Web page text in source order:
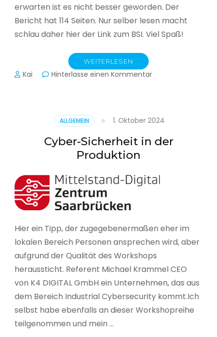
erwarten ist es nicht besser geworden. Der
Bericht hat 114 Seiten. Nur selber lesen macht
schlau daher hier der Link zum BSI. Viel Spaß!
WEITERLESEN
Kai Hinterlasse einen Kommentarzu
seinen
Lagebericht
zur
in
Deutschland
ALLGEMEIN 1. Oktober 2024
Cyber-Sicherheit in der
Produktion
Hier ein Tipp, der zugegebenermaßen eher im
lokalen Bereich Personen ansprechen wird, aber
aufgrund der Qualität des Workshops
heraussticht. Referent Michael Krammel CEO
von K4 DIGITAL GmbH ein Unternehmen, das aus
dem Bereich Industrial Cybersecurity kommt.Ich
selbst habe ebenfalls an dieser Workshopreihe
teilgenommen und mein …